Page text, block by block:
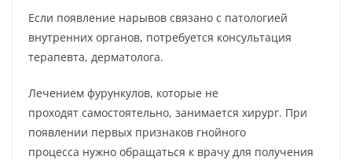
Если появление нарывов связано с патологией
внутренних органов, потребуется консультация
терапевта, дерматолога.
Лечением фурункулов, которые не
проходят самостоятельно, занимается хирург. При
появлении первых признаков гнойного
процесса нужно обращаться к врачу для получения